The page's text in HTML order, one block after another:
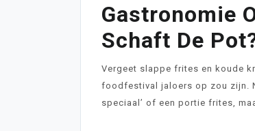
Gastronomie
Schaft De
Vergeet slappe frites en koude
foodfestival jaloers op zou zijn.
speciaal’ of een portie frites,